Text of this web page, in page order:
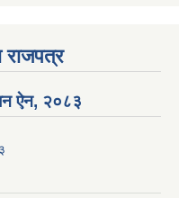
राजपत्र
ऐन, २०८३